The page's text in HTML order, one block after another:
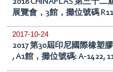
2018 CHINAPLAS 第三十
展覽會，3館，攤位號碼
2017-10-24
2017 第30屆印尼國際橡塑
, A1館，攤位號碼: A-1422,